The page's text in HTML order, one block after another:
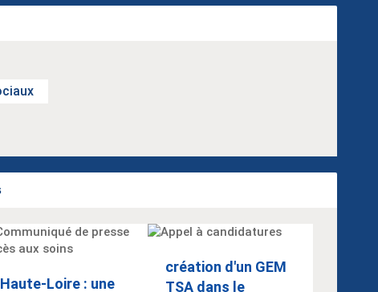
Haute-Loire : une
création d'un GEM
TSA dans le